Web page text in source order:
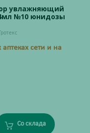
увлажняющий
№10 юнидозы
Гротекс
аптеках сети и на
Со склада